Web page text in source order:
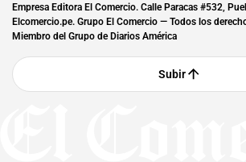
Empresa Editora El Comercio. Calle Paracas #532,
Elcomercio.pe. Grupo El Comercio — Todos los
Miembro del Grupo de Diarios América
Subir